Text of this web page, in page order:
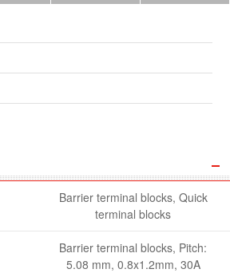
Barrier terminal blocks, Quick
terminal blocks
Barrier terminal blocks, Pitch:
5.08 mm, 0.8x1.2mm, 30A